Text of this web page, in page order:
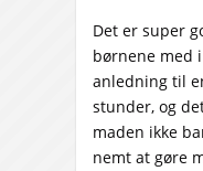
Det er super
børnene med
anledning til
stunder, og
maden ikke
nemt at gøre